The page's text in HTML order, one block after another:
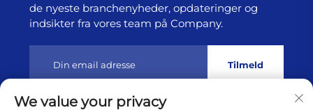
de nyeste branchenyheder, opdateringer og
indsikter fra vores team på Company.
Tilmeld
We value your privacy